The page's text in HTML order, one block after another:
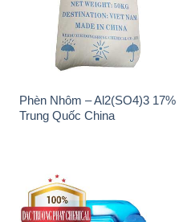
Phèn Nhôm – Al2(SO4)3 17%
Trung Quốc China